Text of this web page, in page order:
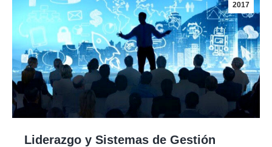
2017
Liderazgo y Sistemas de Gestión